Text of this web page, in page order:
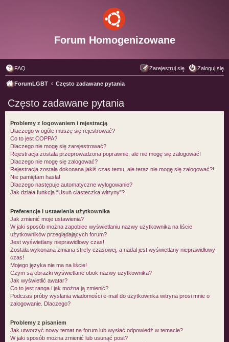
Forum Homogenizowane
FAQ Zaloguj się
Zarejestruj się
ForumLGBT Często zadawane pytania
Często zadawane pytania
Problemy z logowaniem i rejestracją
Dlaczego w ogóle muszę się rejestrować?
Co to jest COPPA?
Dlaczego nie mogę się zarejestrować?
Rejestracja została przeprowadzona poprawnie, ale nie mogę się zalogować!
Dlaczego nie mogę się zalogować?
Rejestracja została dokonana jakiś czas temu, ale teraz nie mogę się zalogować?!
Nie pamiętam hasła!
Dlaczego następuje automatyczne wylogowanie?
Jak działa funkcja “Usuń ciasteczka witryny”?
Preferencje i ustawienia użytkownika
Jak zmienić moje ustawienia?
W jaki sposób można zapobiec wyświetlaniu nazwy użytkownika na liście
użytkowników przeglądających forum?
Jest wyświetlany nieprawidłowy czas!
Została wykonana zmiana strefy czasowej, a nadal jest wyświetlany nieprawidłowy
czas!
Mojego języka nie ma na liście!
Czym są obrazki wyświetlane obok nazwy użytkownika?
Jak wyświetlić awatar?
Co to jest ranga i jak można ją zmienić?
Podczas próby wysłania wiadomości e-mail do użytkownika witryna prosi mnie o
zalogowanie. Dlaczego?
Problemy z pisaniem
Jak utworzyć nowy temat na forum lub wysłać odpowiedź w temacie?
W jaki sposób można zmienić lub usunąć post?